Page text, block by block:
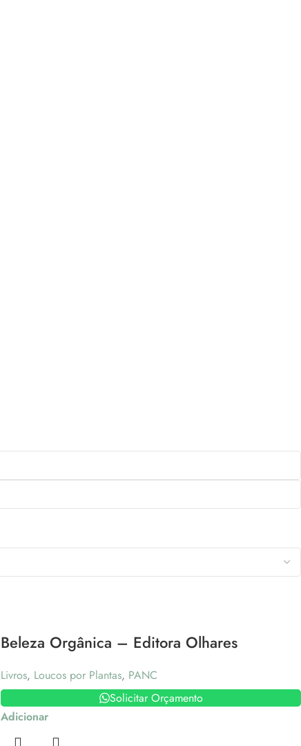
Beleza Orgânica – Editora Olhares
Livros, Loucos por Plantas, PANC
Solicitar Orçamento
Adicionar